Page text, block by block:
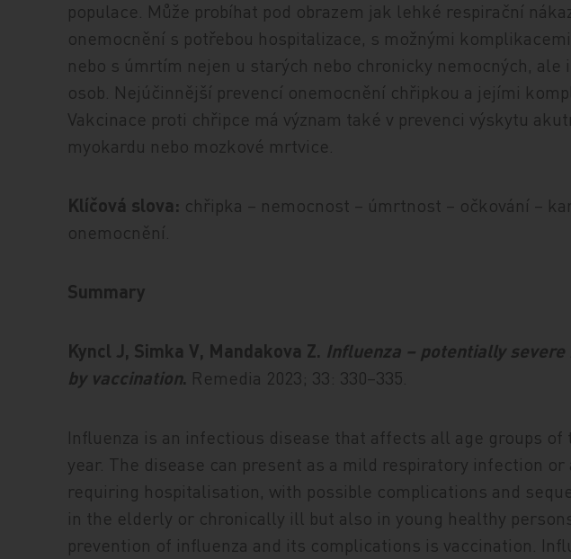
populace. Může probíhat pod obrazem jak lehké respirační
onemocnění s potřebou hospitalizace, s možnými
nebo s úmrtím nejen u starých nebo chronicky nemocných, ale
osob. Nejúčinnější prevencí onemocnění chřipkou a jejími
Vakcinace proti chřipce má význam také v prevenci výskytu
myokardu nebo mozkové mrtvice.
Klíčová slova: chřipka – nemocnost – úmrtnost – očkování –
onemocnění.
Summary
Kyncl J, Simka V, Mandakova Z. Influenza – potentially
by vaccination. Remedia 2023; 33: 330–335.
Influenza is an infectious disease that affects all age groups of
year. The disease can present as a mild respiratory infection
requiring hospitalisation, with possible complications and
in the elderly or chronically ill but also in young healthy
prevention of influenza and its complications is vaccination.